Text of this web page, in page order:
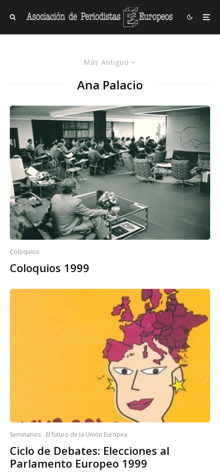
Más Antiguo
Ana Palacio
Coloquios
Coloquios 1999
Seminarios El futuro de la Unión Europea
Ciclo de Debates: Elecciones al
Parlamento Europeo 1999